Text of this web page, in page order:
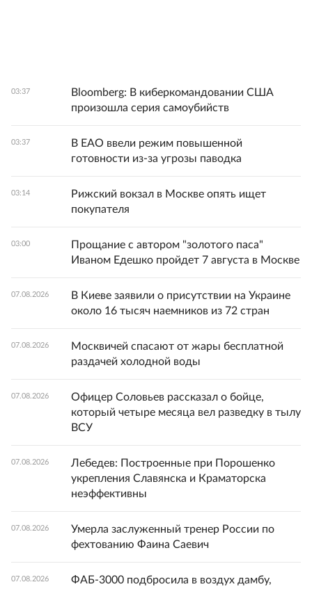
03:37
Bloomberg: В киберкомандовании США
произошла серия самоубийств
03:37
В ЕАО ввели режим повышенной
готовности из-за угрозы паводка
03:14
Рижский вокзал в Москве опять ищет
покупателя
03:00
Прощание с автором "золотого паса"
Иваном Едешко пройдет 7 августа в Москве
07.08.2026
В Киеве заявили о присутствии на Украине
около 16 тысяч наемников из 72 стран
07.08.2026
Москвичей спасают от жары бесплатной
раздачей холодной воды
07.08.2026
Офицер Соловьев рассказал о бойце,
который четыре месяца вел разведку в тылу
ВСУ
07.08.2026
Лебедев: Построенные при Порошенко
укрепления Славянска и Краматорска
неэффективны
07.08.2026
Умерла заслуженный тренер России по
фехтованию Фаина Саевич
07.08.2026
ФАБ-3000 подбросила в воздух дамбу,